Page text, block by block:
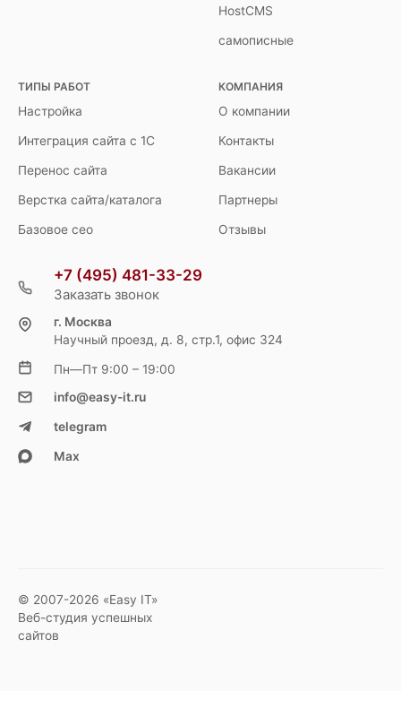
HostCMS
самописные
ТИПЫ РАБОТ
Настройка
Интеграция сайта с 1С
Перенос сайта
Верстка сайта/каталога
Базовое сео
КОМПАНИЯ
О компании
Контакты
Вакансии
Партнеры
Отзывы
+7 (495) 481-33-29
Заказать звонок
г. Москва
Научный проезд, д. 8, стр.1, офис 324
Пн—Пт 9:00 – 19:00
info@easy-it.ru
telegram
Max
© 2007-2026 «Easy IT»
Веб-студия успешных
сайтов